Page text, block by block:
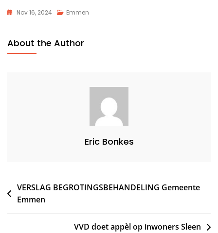
Nov 16, 2024 Emmen
About the Author
Eric Bonkes
Bericht
navigatie
VERSLAG BEGROTINGSBEHANDELING Gemeente
Emmen
VVD doet appèl op inwoners Sleen